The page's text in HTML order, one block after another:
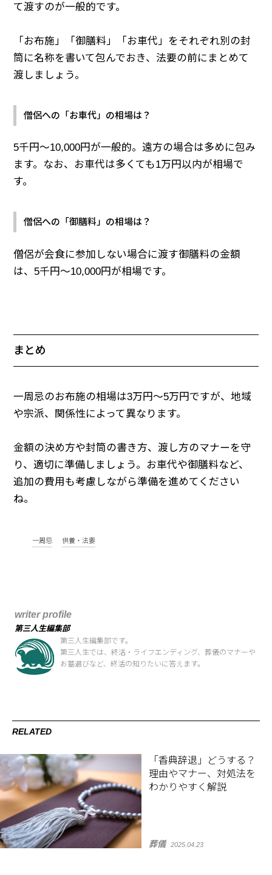
て渡すのが一般的です。
「お布施」「御膳料」「お車代」をそれぞれ別の封
筒に名称を書いて包んでおき、法要の前にまとめて
渡しましょう。
僧侶への「お車代」の相場は？
5千円～10,000円が一般的。遠方の場合は多めに包み
ます。なお、お車代は多くても1万円以内が相場で
す。
僧侶への「御膳料」の相場は？
僧侶が会食に参加しない場合に渡す御膳料の金額
は、5千円～10,000円が相場です。
まとめ
一周忌のお布施の相場は3万円～5万円ですが、地域
や宗派、関係性によって異なります。
金額の決め方や封筒の書き方、渡し方のマナーを守
り、適切に準備しましょう。お車代や御膳料など、
追加の費用も考慮しながら準備を進めてください
ね。
一周忌 供養・法要
writer profile
第三人生編集部
第三人生編集部です。
第三人生では、終活・ライフエンディング、葬儀のマナーや
お墓選びなど、終活の知りたいに答えます。
RELATED
「香典辞退」どうする？
理由やマナー、対処法を
わかりやすく解説
葬儀 2025.04.23